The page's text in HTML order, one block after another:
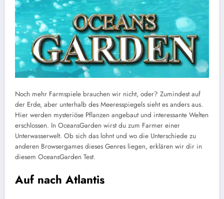
Noch mehr Farmspiele brauchen wir nicht, oder? Zumindest auf
der Erde, aber unterhalb des Meeresspiegels sieht es anders aus.
Hier werden mysteriöse Pflanzen angebaut und interessante Welten
erschlossen. In OceansGarden wirst du zum Farmer einer
Unterwasserwelt. Ob sich das lohnt und wo die Unterschiede zu
anderen Browsergames dieses Genres liegen, erklären wir dir in
diesem OceansGarden Test.
Auf nach Atlantis